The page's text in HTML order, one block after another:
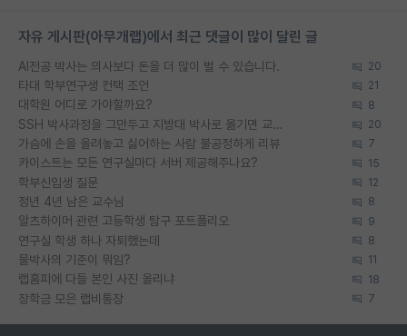
자유 게시판(아무개랩)에서 최근 댓글이 많이 달린 글
AI전공 박사는 의사보다 돈을 더 많이 벌 수 있습니다. 20
타대 학부연구생 컨택 조언 21
대학원 어디로 가야할까요? 8
SSH 박사과정을 그만두고 지방대 박사로 옮기면 교수의 꿈은 끝일까요? 20
가슴에 손을 올려놓고 싫어하는 사람 불공정하게 리뷰 7
카이스트는 모든 연구실마다 서버 제공해주나요? 15
학부신입생 질문 12
정년 4년 남은 교수님 8
알츠하이머 관련 고등학생 탐구 포트폴리오 9
연구실 학생 하나 자퇴했는데 8
물박사의 기준이 뭐임? 11
랩홈피에 다들 본인 사진 올리냐 18
장학금 모은 랩비통장 7